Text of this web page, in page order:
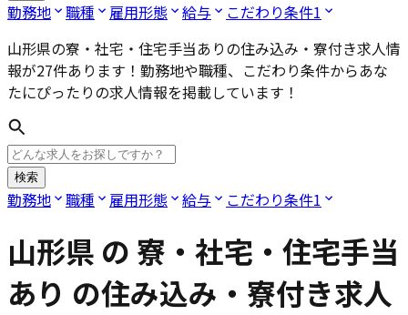
勤務地 職種 雇用形態 給与 こだわり条件1
山形県の寮・社宅・住宅手当ありの住み込み・寮付き求人情
報が27件あります！勤務地や職種、こだわり条件からあな
たにぴったりの求人情報を掲載しています！
検索
勤務地 職種 雇用形態 給与 こだわり条件1
山形県 の 寮・社宅・住宅手当
あり の住み込み・寮付き求人